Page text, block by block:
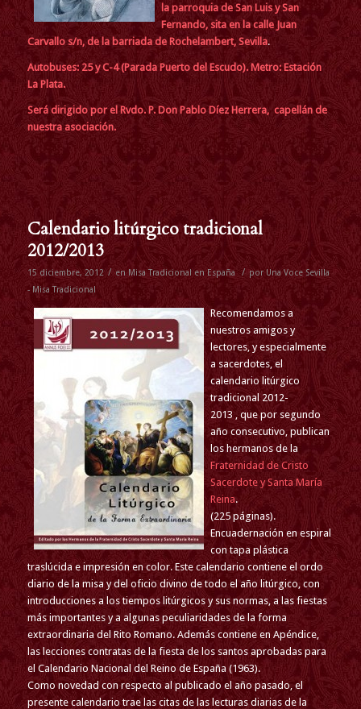
la parroquia de San Luis y San
Fernando, sita en la calle Juan
Carvallo s/n, de la barriada de Rochelambert, Sevilla.
Autobuses: 25 y C-4 (Parada Puerto del Escudo). Metro: Estación
La Plata.
Será dirigido por el Rvdo. P. Don Pablo Díez Herrera, capellán de
nuestra asociación.
Calendario litúrgico tradicional
2012/2013
15 diciembre, 2012 / en Misa Tradicional en España / por Una Voce Sevilla
- Misa Tradicional
Recomendamos a
nuestros amigos y
lectores, y especialmente
a sacerdotes, el
calendario litúrgico
tradicional 2012-
2013 , que por segundo
año consecutivo, publican
los hermanos de la
Fraternidad de Cristo
Sacerdote y Santa María
Reina.
(225 páginas).
Encuadernación en espiral
con tapa plástica
traslúcida e impresión en color. Este calendario contiene el ordo
diario de la misa y del oficio divino de todo el año litúrgico, con
introducciones a los tiempos litúrgicos y sus normas, a las fiestas
más importantes y a algunas peculiaridades de la forma
extraordinaria del Rito Romano. Además contiene en Apéndice,
las lecciones contratas de la fiesta de los santos aprobadas para
el Calendario Nacional del Reino de España (1963).
Como novedad con respecto al publicado el año pasado, el
presente calendario trae las citas de las lecturas diarias de la